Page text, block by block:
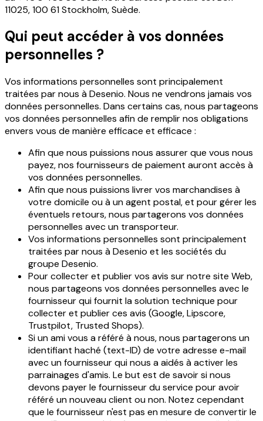
11025, 100 61 Stockholm, Suède.
Qui peut accéder à vos données
personnelles ?
Vos informations personnelles sont principalement
traitées par nous à Desenio. Nous ne vendrons jamais vos
données personnelles. Dans certains cas, nous partageons
vos données personnelles afin de remplir nos obligations
envers vous de manière efficace et efficace :
­Afin que nous puissions nous assurer que vous nous
payez, nos fournisseurs de paiement auront accès à
vos données personnelles.
­Afin que nous puissions livrer vos marchandises à
votre domicile ou à un agent postal, et pour gérer les
éventuels retours, nous partagerons vos données
personnelles avec un transporteur.
­Vos informations personnelles sont principalement
traitées par nous à Desenio et les sociétés du
groupe Desenio.
­Pour collecter et publier vos avis sur notre site Web,
nous partageons vos données personnelles avec le
fournisseur qui fournit la solution technique pour
collecter et publier ces avis (Google, Lipscore,
Trustpilot, Trusted Shops).
­Si un ami vous a référé à nous, nous partagerons un
identifiant haché (text-ID) de votre adresse e-mail
avec un fournisseur qui nous a aidés à activer les
parrainages d'amis. Le but est de savoir si nous
devons payer le fournisseur du service pour avoir
référé un nouveau client ou non. Notez cependant
que le fournisseur n'est pas en mesure de convertir le